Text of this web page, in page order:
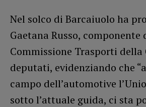
Nel solco di Barcaiuolo ha
Gaetana Russo, componente
Commissione Trasporti della
deputati, evidenziando che
campo dell’automotive
sotto l’attuale guida, ci sta